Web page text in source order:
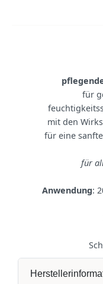
für
mit den
für eine
für
Anwendung: